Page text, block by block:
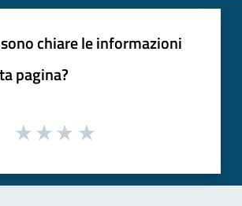
chiare le informazioni
pagina?